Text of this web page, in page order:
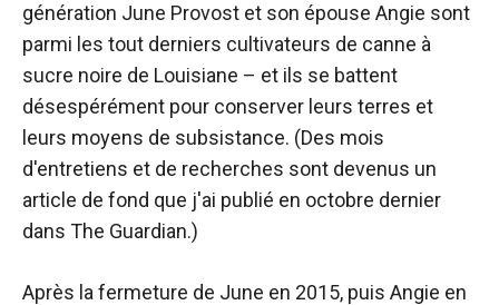
génération June Provost et son épouse Angie sont
parmi les tout derniers cultivateurs de canne à
sucre noire de Louisiane – et ils se battent
désespérément pour conserver leurs terres et
leurs moyens de subsistance. (Des mois
d'entretiens et de recherches sont devenus un
article de fond que j'ai publié en octobre dernier
dans The Guardian.)
Après la fermeture de June en 2015, puis Angie en